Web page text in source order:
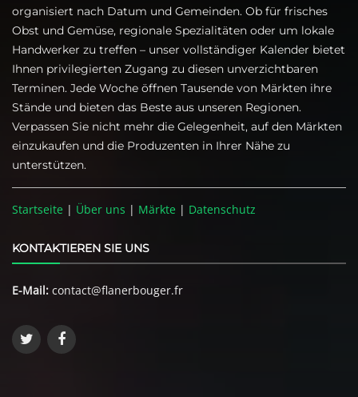
organisiert nach Datum und Gemeinden. Ob für frisches
Obst und Gemüse, regionale Spezialitäten oder um lokale
Handwerker zu treffen – unser vollständiger Kalender bietet
Ihnen privilegierten Zugang zu diesen unverzichtbaren
Terminen. Jede Woche öffnen Tausende von Märkten ihre
Stände und bieten das Beste aus unseren Regionen.
Verpassen Sie nicht mehr die Gelegenheit, auf den Märkten
einzukaufen und die Produzenten in Ihrer Nähe zu
unterstützen.
Startseite | Über uns | Märkte | Datenschutz
KONTAKTIEREN SIE UNS
E-Mail: contact@flanerbouger.fr